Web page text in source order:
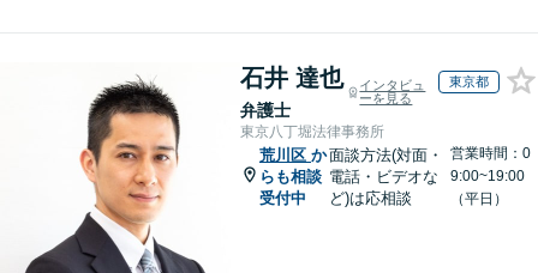
石井 達也
弁護士
インタビュ
ーを見る
東京都
東京八丁堀法律事務所
荒川区 か
らも相談
受付中
面談方法(対面・
電話・ビデオな
ど)は応相談
営業時間：0
9:00~19:00
（平日）